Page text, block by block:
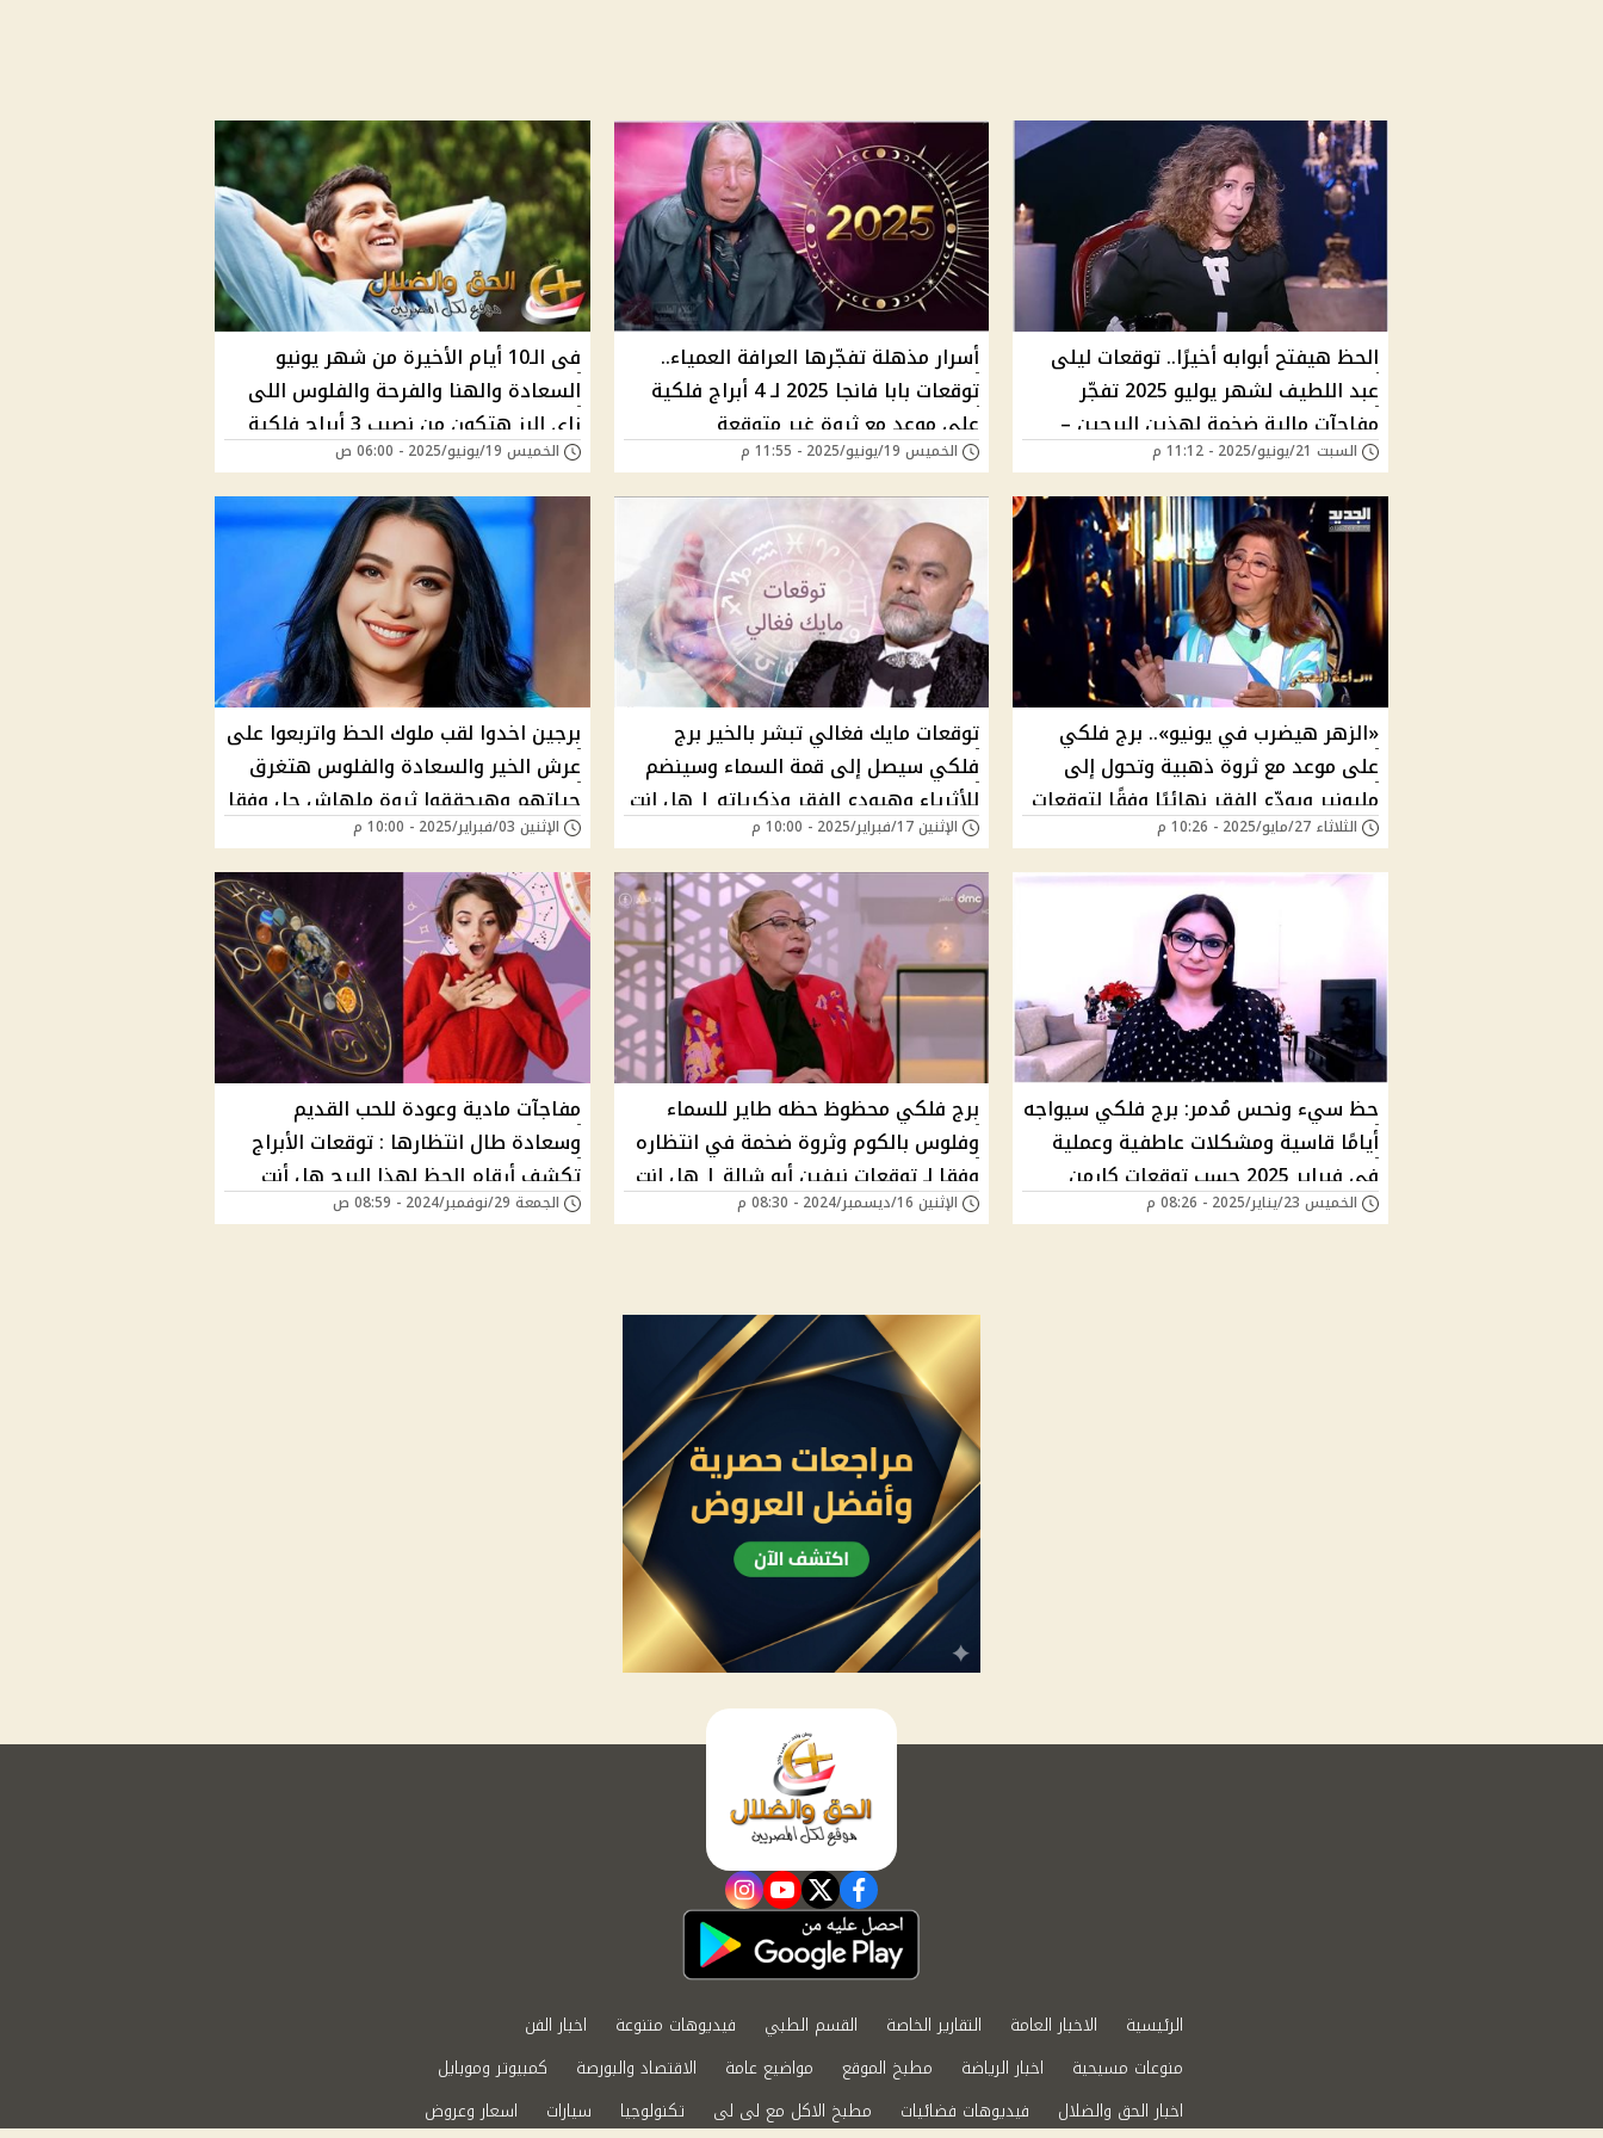
الحظ هيفتح أبوابه أخيرًا.. توقعات ليلى
عبد اللطيف لشهر يوليو 2025 تفجّر
مفاجآت مالية ضخمة لهذين البرجين –
منهم برج مش متوقع
السبت 21/يونيو/2025 - 11:12 م
أسرار مذهلة تفجّرها العرافة العمياء..
توقعات بابا فانجا 2025 لـ 4 أبراج فلكية
على موعد مع ثروة غير متوقعة
الخميس 19/يونيو/2025 - 11:55 م
فى الـ10 أيام الأخيرة من شهر يونيو
السعادة والهنا والفرحة والفلوس اللى
زاى الرز هتكون من نصيب 3 أبراج فلكية
الخميس 19/يونيو/2025 - 06:00 ص
«الزهر هيضرب في يونيو».. برج فلكي
على موعد مع ثروة ذهبية وتحول إلى
مليونير ويودّع الفقر نهائيًا وفقًا لتوقعات
ليلى عبد اللطيف
الثلاثاء 27/مايو/2025 - 10:26 م
توقعات مايك فغالي تبشر بالخير برج
فلكي سيصل إلى قمة السماء وسينضم
للأثرياء وهيودع الفقر وذكرياته | هل انت
سعيد الحظ؟
الإثنين 17/فبراير/2025 - 10:00 م
برجين اخدوا لقب ملوك الحظ واتربعوا على
عرش الخير والسعادة والفلوس هتغرق
حياتهم وهيحققوا ثروة ملهاش حل وفقا
لتوقعات هالة حافظ
الإثنين 03/فبراير/2025 - 10:00 م
حظ سيء ونحس مُدمر: برج فلكي سيواجه
أيامًا قاسية ومشكلات عاطفية وعملية
في فبراير 2025 حسب توقعات كارمن
شماس |"صدمة لو كان برجك"
الخميس 23/يناير/2025 - 08:26 م
برج فلكي محظوظ حظه طاير للسماء
وفلوس بالكوم وثروة ضخمة في انتظاره
وفقا لـ توقعات نيفين أبو شالة | هل انت
سعيد الحظ؟
الإثنين 16/ديسمبر/2024 - 08:30 م
مفاجآت مادية وعودة للحب القديم
وسعادة طال انتظارها : توقعات الأبراج
تكشف أرقام الحظ لهذا البرج هل أنت
المحظوظ ؟
الجمعة 29/نوفمبر/2024 - 08:59 ص
facebook
twitter
youtube
instagram
الرئيسية الاخبار العامة التقارير الخاصة القسم الطبي فيديوهات متنوعة
اخبار الفن
منوعات مسيحية
اخبار الرياضة مطبخ الموقع مواضيع عامة الاقتصاد والبورصة
كمبيوتر وموبايل
اخبار الحق والضلال
فيديوهات فضائيات مطبخ الاكل مع لى لى تكنولوجيا سيارات اسعار وعروض